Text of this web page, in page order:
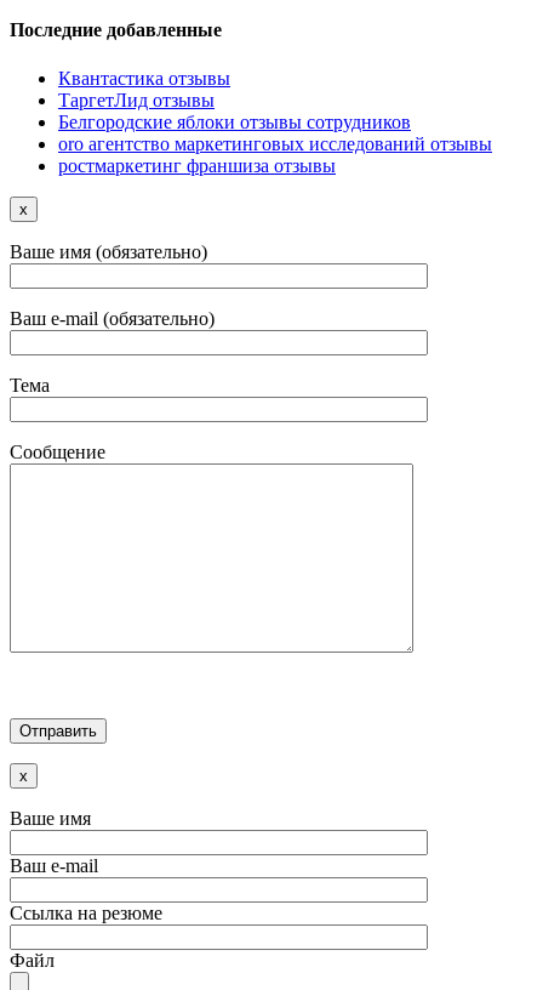
Последние добавленные
Квантастика отзывы
ТаргетЛид отзывы
Белгородские яблоки отзывы сотрудников
oro агентство маркетинговых исследований отзывы
ростмаркетинг франшиза отзывы
x
Ваше имя (обязательно)
Ваш e-mail (обязательно)
Тема
Сообщение
x
Ваше имя
Ваш e-mail
Ссылка на резюме
Файл